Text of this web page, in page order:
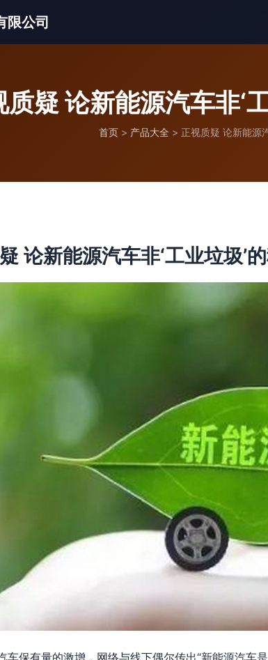
限公司
质疑 论新能源汽车非‘
首页 > 产品大全 > 正视质疑 论新能源
论新能源汽车非‘工业垃圾’
车保有量的激增，网络与线下偶尔传出“新能源汽车